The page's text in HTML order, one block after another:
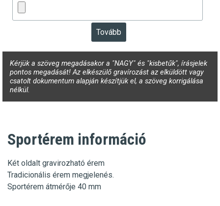
Kérjük a szöveg megadásakor a "NAGY" és "kisbetűk", írásjelek
pontos megadását! Az elkészülő gravírozást az elküldött vagy
csatolt dokumentum alapján készítjük el, a szöveg korrigálása
nélkül.
Sportérem információ
Két oldalt gravirozható érem
Tradicionális érem megjelenés.
Sportérem átmérője 40 mm